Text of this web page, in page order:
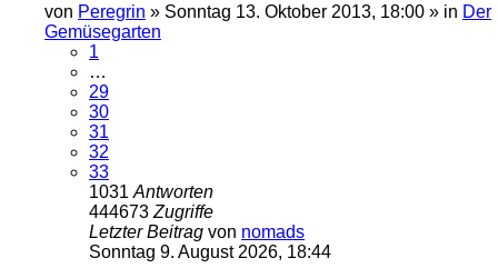
von Peregrin » Sonntag 13. Oktober 2013, 18:00 » in Der
Gemüsegarten
1
…
29
30
31
32
33
1031 Antworten
444673 Zugriffe
Letzter Beitrag von nomads
Sonntag 9. August 2026, 18:44